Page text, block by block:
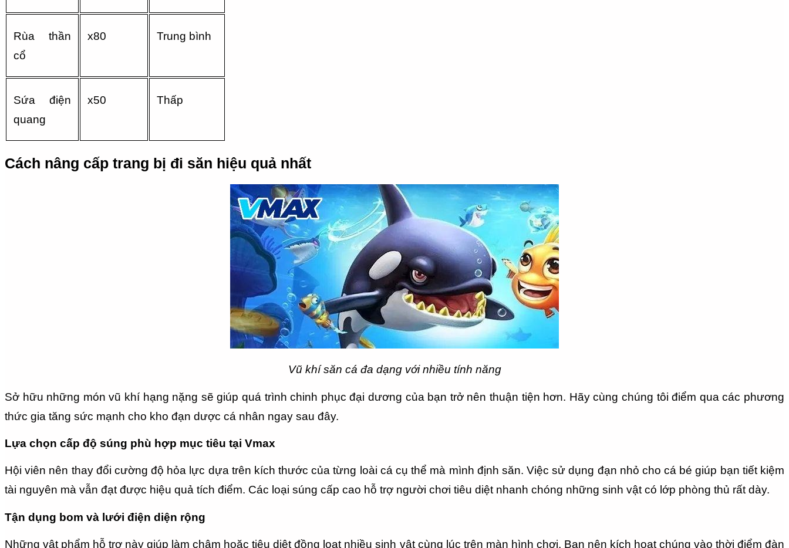
Rùa thần
cổ
x80 Trung bình
Sứa điện
quang
x50 Thấp
Cách nâng cấp trang bị đi săn hiệu quả nhất
Vũ khí săn cá đa dạng với nhiều tính năng
Sở hữu những món vũ khí hạng nặng sẽ giúp quá trình chinh phục đại dương của bạn trở nên thuận tiện hơn. Hãy cùng chúng tôi điểm qua các phương
thức gia tăng sức mạnh cho kho đạn dược cá nhân ngay sau đây.
Lựa chọn cấp độ súng phù hợp mục tiêu tại Vmax
Hội viên nên thay đổi cường độ hỏa lực dựa trên kích thước của từng loài cá cụ thể mà mình định săn. Việc sử dụng đạn nhỏ cho cá bé giúp bạn tiết kiệm
tài nguyên mà vẫn đạt được hiệu quả tích điểm. Các loại súng cấp cao hỗ trợ người chơi tiêu diệt nhanh chóng những sinh vật có lớp phòng thủ rất dày.
Tận dụng bom và lưới điện diện rộng
Những vật phẩm hỗ trợ này giúp làm chậm hoặc tiêu diệt đồng loạt nhiều sinh vật cùng lúc trên màn hình chơi. Bạn nên kích hoạt chúng vào thời điểm đàn